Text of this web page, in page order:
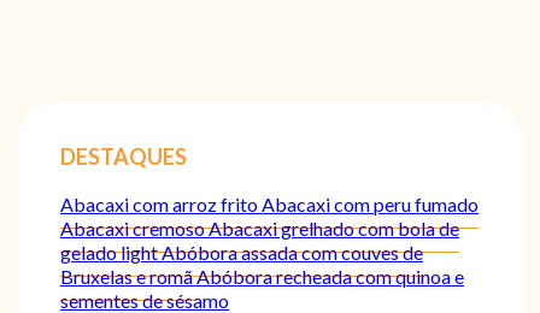
DESTAQUES
Abacaxi com arroz fritoAbacaxi com peru fumado
Abacaxi cremosoAbacaxi grelhado com bola de
gelado lightAbóbora assada com couves de
Bruxelas e romãAbóbora recheada com quinoa e
sementes de sésamo